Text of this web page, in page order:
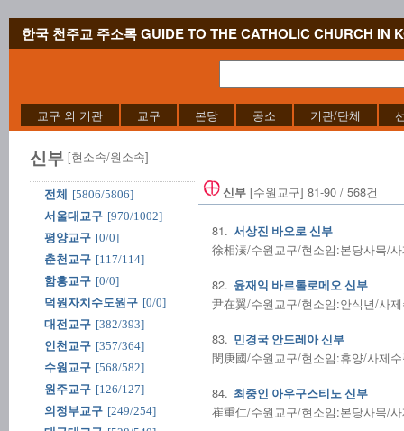
한국 천주교 주소록 GUIDE TO THE CATHOLIC CHURCH IN
교구 외 기관 교구 본당 공소 기관/단체
신부 [현소속/원소속]
전체
[5806/5806]
서울대교구 [970/1002]
평양교구 [0/0]
춘천교구 [117/114]
함흥교구 [0/0]
덕원자치수도원구 [0/0]
대전교구 [382/393]
인천교구 [357/364]
수원교구 [568/582]
원주교구 [126/127]
의정부교구 [249/254]
신부 [수원교구] 81-90 / 568건
81. 서상진 바오로 신부
徐相溱/수원교구/현소임:본당사목/
82. 윤재익 바르톨로메오 신부
尹在翼/수원교구/현소임:안식년/사
83. 민경국 안드레아 신부
閔庚國/수원교구/현소임:휴양/사제
84. 최중인 아우구스티노 신부
崔重仁/수원교구/현소임:본당사목/